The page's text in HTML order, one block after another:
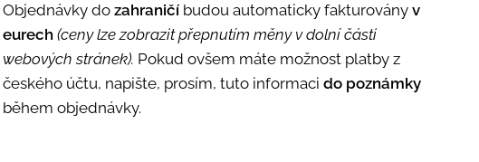
Objednávky dozahraničí budou automaticky fakturoványv
eurech(ceny lze zobrazit přepnutím měny v dolní části
webových stránek). Pokud ovšem máte možnost platby z
českého účtu, napište, prosím, tuto informacido poznámky
během objednávky.